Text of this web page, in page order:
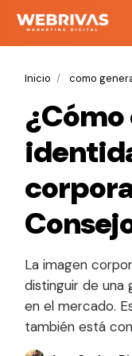
Inicio como
La imagen
distinguir de una
en el mercado.
también está